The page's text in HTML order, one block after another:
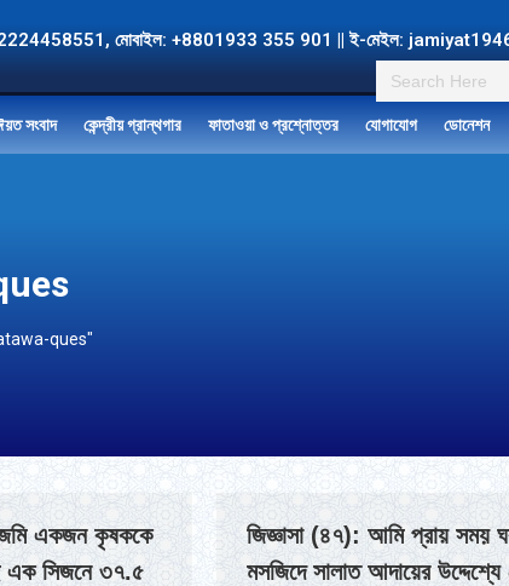
Search:
+8802224458551, মোবাইল: +8801933 355 901 || ই-মেইল:
সংবাদ কেন্দ্রীয় গ্রান্থগার ফাতাওয়া ও প্রশ্নোত্তর যোগাযোগ ডোনেশন
ques"
জমি একজন কৃষককে
এক সিজনে ৩৭.৫
জিজ্ঞাসা (৪৭): আমি প্রায় সময়
মসজিদে সালাত আদায়ের